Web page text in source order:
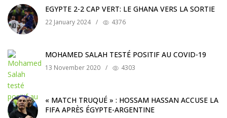
EGYPTE 2-2 CAP VERT: LE GHANA VERS LA SORTIE
22 January 2024 / 4376
MOHAMED SALAH TESTÉ POSITIF AU COVID-19
13 November 2020 / 4303
« MATCH TRUQUÉ » : HOSSAM HASSAN ACCUSE LA
FIFA APRÈS ÉGYPTE-ARGENTINE